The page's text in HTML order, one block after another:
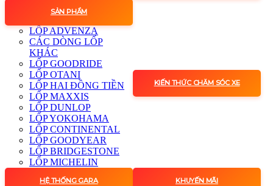
SẢN PHẨM
LỐP ADVENZA
CÁC DÒNG LỐP
KHÁC
LỐP GOODRIDE
LỐP OTANI
LỐP HAI ĐỒNG TIỀN
LỐP MAXXIS
LỐP DUNLOP
LỐP YOKOHAMA
LỐP CONTINENTAL
LỐP GOODYEAR
LỐP BRIDGESTONE
LỐP MICHELIN
KIẾN THỨC CHĂM SÓC XE
HỆ THỐNG GARA KHUYẾN MÃI